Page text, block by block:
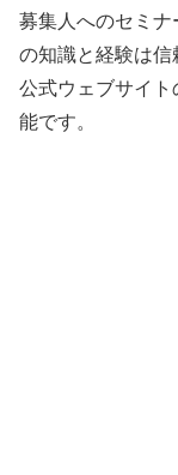
募集人へのセミ
の知識と経験は信
公式ウェブサイ
能です。